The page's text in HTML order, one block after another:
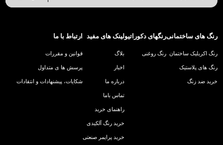
رنگ های ساختمانی
رنگ اکریلیک ساختمان
رنگ های پلاستیک
خرید ضد زنگ
رنگهای دکوراتیو
رنگ روغنی
لینک های مفید
بلاگ
اخبار
درباره ما
تماس باما
راهنمای خرید
خرید رنگ آلکیدی
خرید پرایمر صنعتی
ارتباط با ما
قوانین و مقررات
پرسش ها ی متداول
شکایات، پیشنهادات و انتقادات